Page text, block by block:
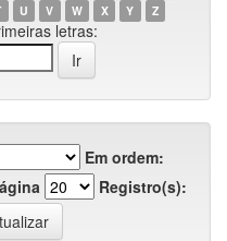
U V W X Y Z
letras:
Em ordem:
Registro(s):